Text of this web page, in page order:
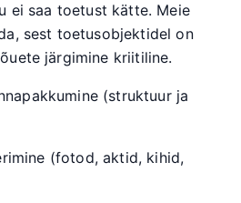
ei saa toetust kätte. Meie
sest toetusobjektidel on
järgimine kriitiline.
(struktuur ja
(fotod, aktid, kihid,